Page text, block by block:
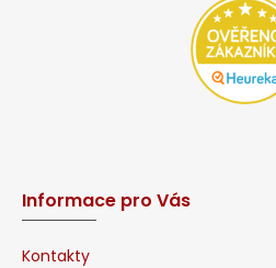
Informace pro Vás
Kontakty